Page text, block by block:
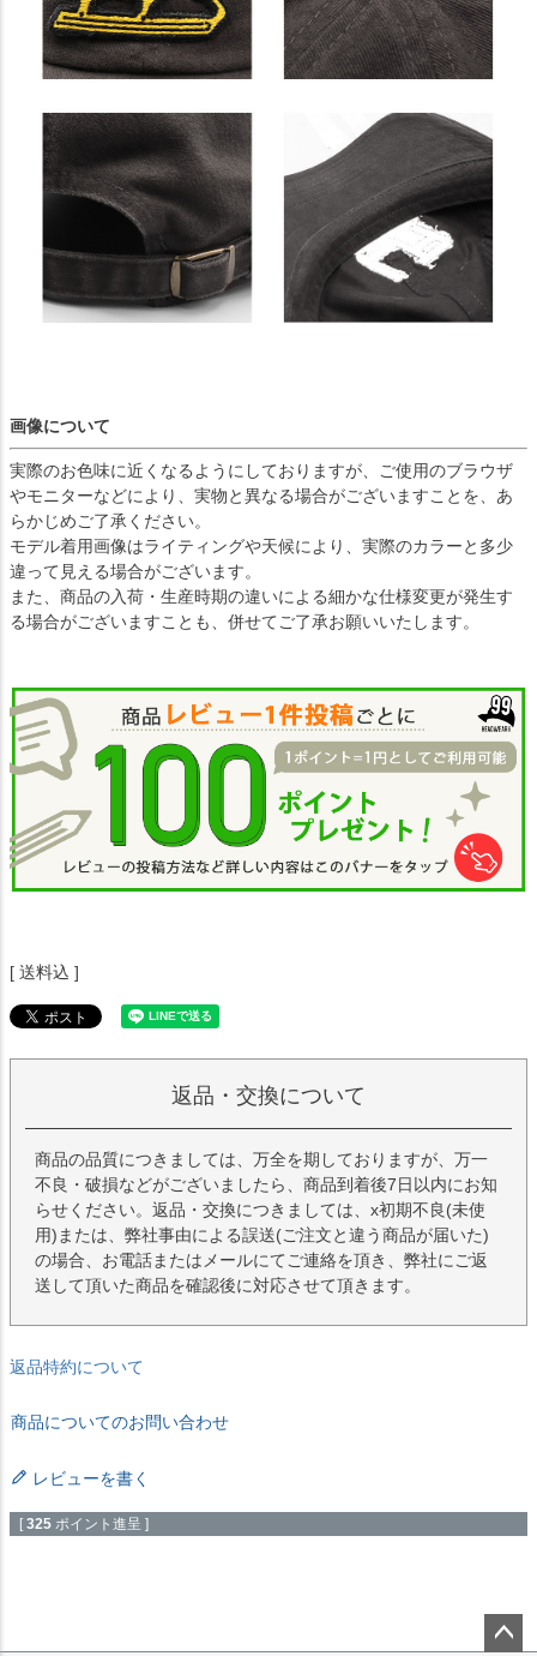
画像について
実際のお色味に近くなるようにしておりますが、ご使用のブラウザ
やモニターなどにより、実物と異なる場合がございますことを、あ
らかじめご了承ください。
モデル着用画像はライティングや天候により、実際のカラーと多少
違って見える場合がございます。
また、商品の入荷・生産時期の違いによる細かな仕様変更が発生す
る場合がございますことも、併せてご了承お願いいたします。
送料込
返品・交換について
商品の品質につきましては、万全を期しておりますが、万一
不良・破損などがございましたら、商品到着後7日以内にお知
らせください。返品・交換につきましては、x初期不良(未使
用)または、弊社事由による誤送(ご注文と違う商品が届いた)
の場合、お電話またはメールにてご連絡を頂き、弊社にご返
送して頂いた商品を確認後に対応させて頂きます。
返品特約について
商品についてのお問い合わせ
レビューを書く
[ 325 ポイント進呈 ]